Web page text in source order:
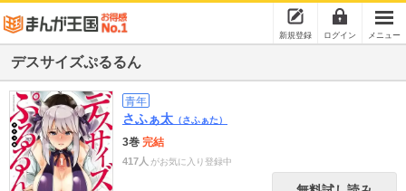
新規登録 ログイン メニュー
デスサイズぷるるん
青年
さふぁ太 （さふぁた）
3巻 完結
417人 がお気に入り登録中